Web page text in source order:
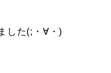
した(;・∀・)